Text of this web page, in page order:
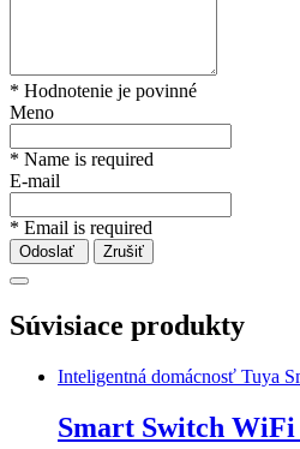
* Hodnotenie je povinné
Meno
* Name is required
E-mail
* Email is required
Odoslať Zrušiť
Súvisiace produkty
Inteligentná domácnosť Tuya
Smart Switch WiFi